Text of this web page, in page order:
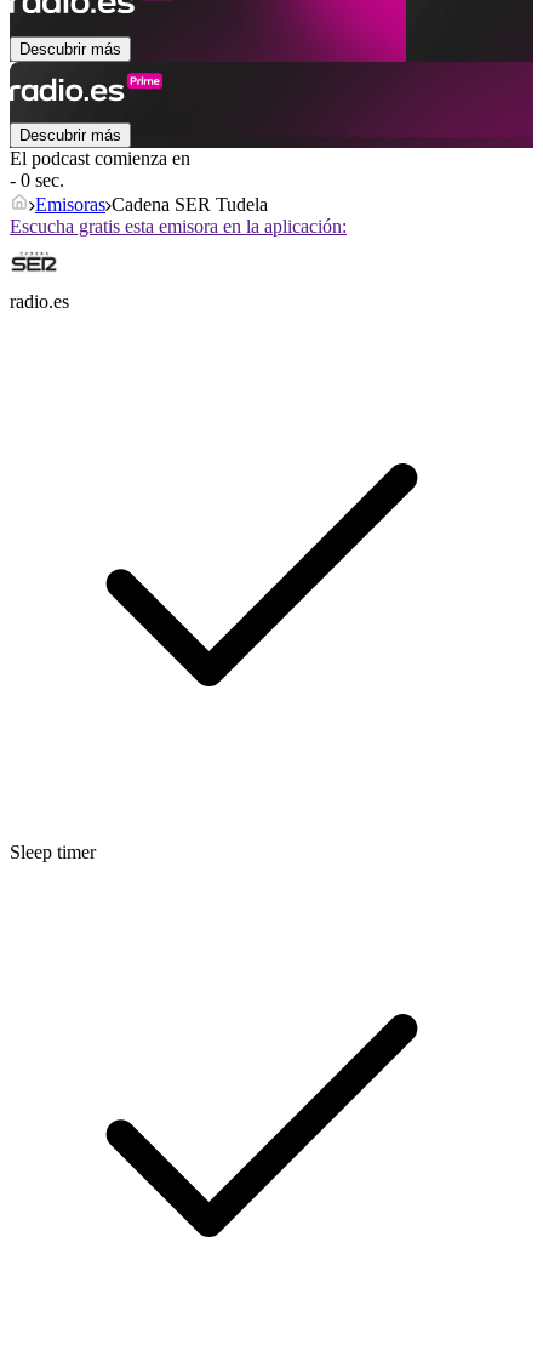
Descubrir más
Descubrir más
El podcast comienza en
- 0 sec.
Emisoras Cadena SER Tudela
Escucha gratis esta emisora en la aplicación:
radio.es
Sleep timer